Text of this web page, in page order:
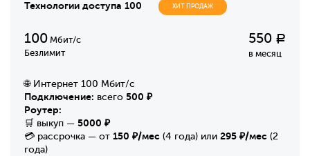
Технологии доступа 100 ХИТ ПРОДАЖ
100 Мбит/с
Безлимит
550 Р
в месяц
🌐 Интернет 100 Мбит/с
Подключение: всего 500 ₽
Роутер:
🛒 выкуп — 5000 ₽
💳 рассрочка — от 150 ₽/мес (4 года) или 295 ₽/мес (2
года)